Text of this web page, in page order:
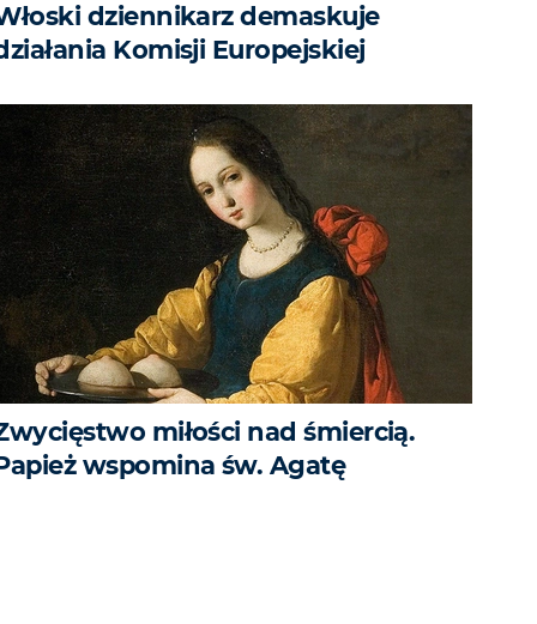
dziennikarz demaskuje
Komisji Europejskiej
miłości nad śmiercią.
wspomina św. Agatę